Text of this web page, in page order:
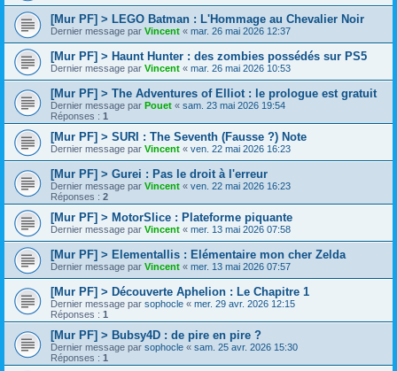
[Mur PF] > LEGO Batman : L'Hommage au Chevalier Noir
Dernier message par Vincent « mar. 26 mai 2026 12:37
[Mur PF] > Haunt Hunter : des zombies possédés sur PS5
Dernier message par Vincent « mar. 26 mai 2026 10:53
[Mur PF] > The Adventures of Elliot : le prologue est gratuit
Dernier message par Pouet « sam. 23 mai 2026 19:54
Réponses : 1
[Mur PF] > SURI : The Seventh (Fausse ?) Note
Dernier message par Vincent « ven. 22 mai 2026 16:23
[Mur PF] > Gurei : Pas le droit à l'erreur
Dernier message par Vincent « ven. 22 mai 2026 16:23
Réponses : 2
[Mur PF] > MotorSlice : Plateforme piquante
Dernier message par Vincent « mer. 13 mai 2026 07:58
[Mur PF] > Elementallis : Elémentaire mon cher Zelda
Dernier message par Vincent « mer. 13 mai 2026 07:57
[Mur PF] > Découverte Aphelion : Le Chapitre 1
Dernier message par sophocle « mer. 29 avr. 2026 12:15
Réponses : 1
[Mur PF] > Bubsy4D : de pire en pire ?
Dernier message par sophocle « sam. 25 avr. 2026 15:30
Réponses : 1